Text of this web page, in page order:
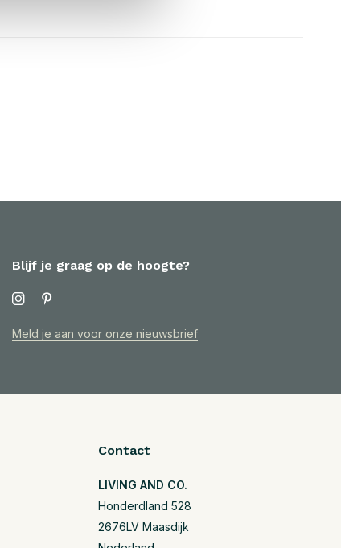
Blijf je graag op de hoogte?
Meld je aan voor onze nieuwsbrief
Contact
LIVING AND CO.
Honderdland 528
2676LV Maasdijk